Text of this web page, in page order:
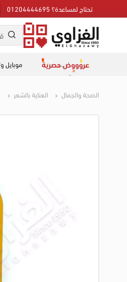
تحتاج لمساعدة؟ 01204444695
عروووض حصرية موبايل
الصحة والجمال العناية بالشعر